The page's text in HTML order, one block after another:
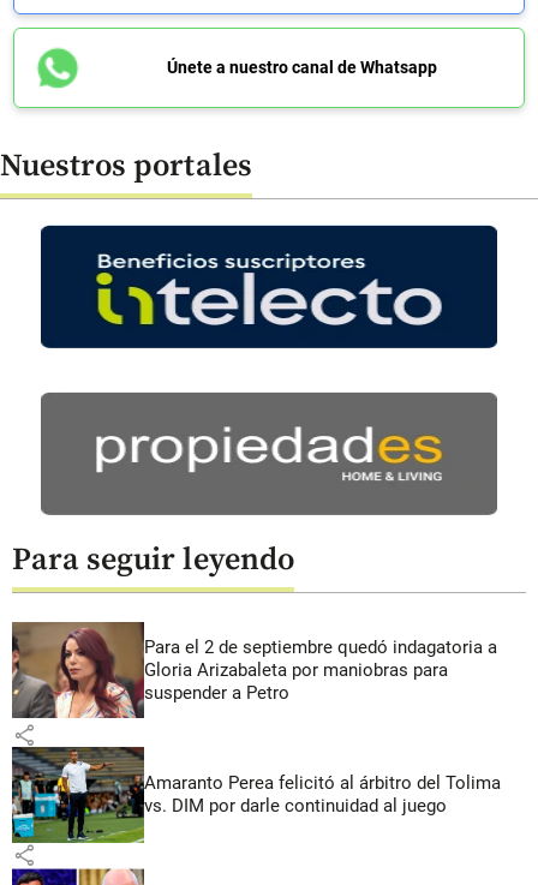
Únete a nuestro canal de Whatsapp
Nuestros portales
Para seguir leyendo
Para el 2 de septiembre quedó indagatoria a
Gloria Arizabaleta por maniobras para
suspender a Petro
share
Amaranto Perea felicitó al árbitro del Tolima
vs. DIM por darle continuidad al juego
share